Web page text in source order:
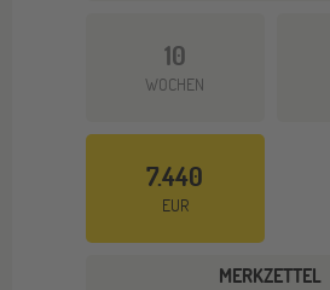
10
WOCHEN
7.440
EUR
MERKZETTEL